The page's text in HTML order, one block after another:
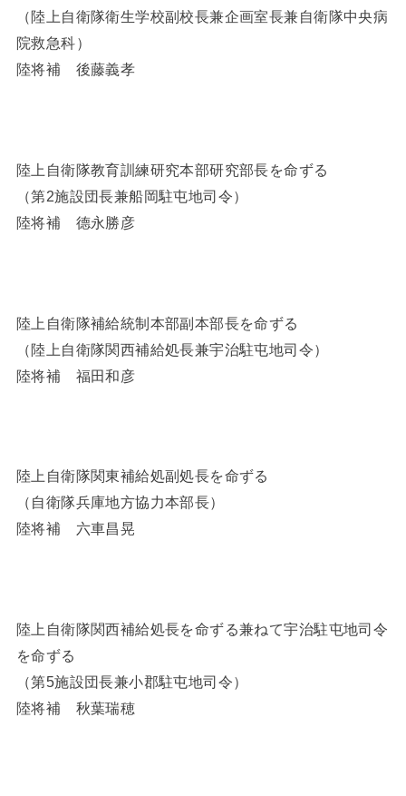
（陸上自衛隊衛生学校副校長兼企画室長兼自衛隊中央病
院救急科）
陸将補 後藤義孝
陸上自衛隊教育訓練研究本部研究部長を命ずる
（第2施設団長兼船岡駐屯地司令）
陸将補 德永勝彦
陸上自衛隊補給統制本部副本部長を命ずる
（陸上自衛隊関西補給処長兼宇治駐屯地司令）
陸将補 福田和彦
陸上自衛隊関東補給処副処長を命ずる
（自衛隊兵庫地方協力本部長）
陸将補 六車昌晃
陸上自衛隊関西補給処長を命ずる兼ねて宇治駐屯地司令
を命ずる
（第5施設団長兼小郡駐屯地司令）
陸将補 秋葉瑞穂